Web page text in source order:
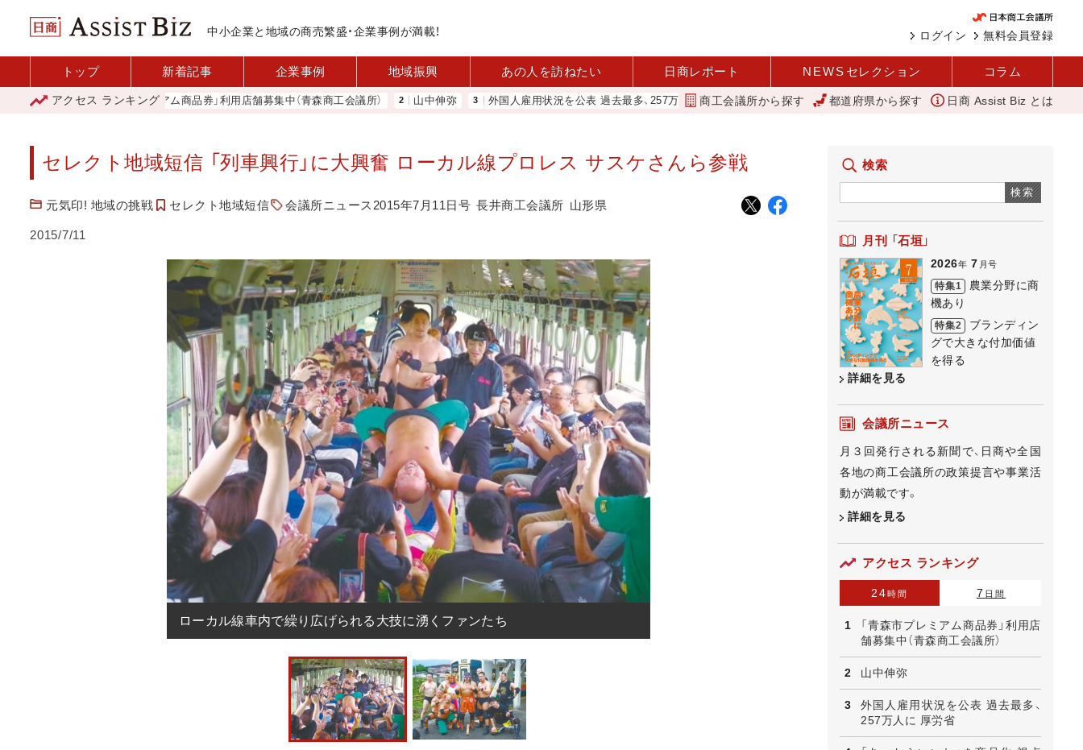
中小企業と地域の商売繁盛・企業事例が満載！ 無料会員登録
ログイン
トップ 新着記事 企業事例 地域振興 あの人を訪ねたい 日商レポート NEWS セレクション コラム
アクセス ランキング
「青森市プレミアム商品券」利用店舗募集中（青森商工会議所） 山中伸弥 外国人雇用状況を公表 過去最多、257万人に 厚労省 「あったらいいね」を商品化 視点を変えて壁を越える女性経営者 西谷
商工会議所から探す 都道府県から探す 日商 Assist Biz とは
セレクト地域短信 「列車興行」に大興奮 ローカル線プロレス サスケさんら参戦
元気印! 地域の挑戦 セレクト地域短信 会議所ニュース2015年7月11日号 長井商工会議所 山形県
2015/7/11
ローカル線車内で繰り広げられる大技に湧くファンたち
検索
検索
月刊 「石垣」
2026年 7 月号
特集1
農業分野に商
機あり
特集2
ブランディン
グで大きな付加価値
を得る
詳細を見る
会議所ニュース
月３回発行される新聞で、日商や全国
各地の商工会議所の政策提言や事業活
動が満載です。
詳細を見る
アクセス ランキング
24時間 7 日間
「青森市プレミアム商品券」利用店
舗募集中（青森商工会議所）
山中伸弥
外国人雇用状況を公表 過去最多、
257万人に 厚労省